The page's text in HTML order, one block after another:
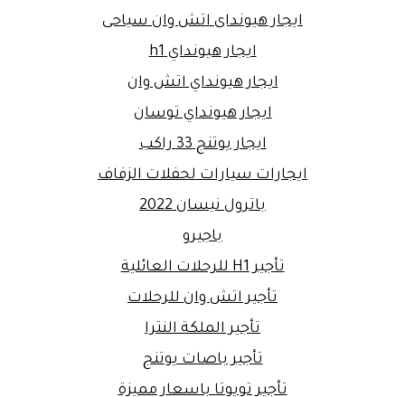
ايجار هيونداى اتش وان سياحى
ايجار هيونداي h1
ايجار هيونداي اتش وان
ايجار هيونداي توسان
ايجار يوتنج 33 راكب
ايجارات سيارات لحفلات الزفاف
باترول نيسان 2022
باجيرو
تأجير H1 للرحلات العائلية
تأجير اتش وان للرحلات
تأجير الملكة النترا
تأجير باصات يوتنج
تأجير تويوتا باسعار مميزة